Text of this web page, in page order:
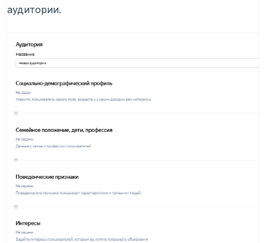
аудитории.